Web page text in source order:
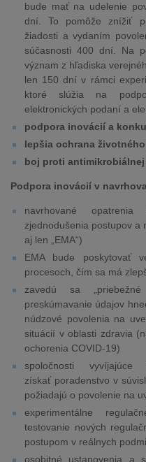
bude mať na udelenie
dní. To pomôže znížiť
žiadosti a vydaním
súčasnosti 400 dní. Na
význam z hľadiska
len 150 dní v rámci
ktoré slúžia na
elektronických podaní a
podpora inovácií a
lepšia ochrana
boj proti
Podpora inovácií v
navrhované
zjednodušenia postupov a
aj len „EMA“)
EMA bude poskytovať
procesoch, čím sa má
zavedú sa
preskúmavanie údajov
núdzové povolenia na
situácií v oblasti zdravia
ochorenia COVID-19)
spoločnosti
získať poradenstvo v
požiadajú o povolenie na
experimentálne
testovanie nových
postupom v reálnych
osobitné ustanovenia a